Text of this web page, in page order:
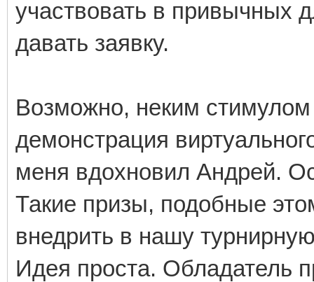
участвовать в привычных
давать заявку.
Возможно, неким
демонстрация
меня вдохновил Андрей.
Такие призы, подобные
внедрить в нашу
Идея проста. Обладатель